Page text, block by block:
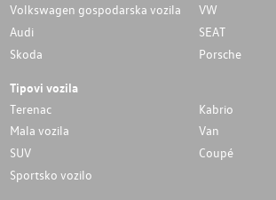
Volkswagen gospodarska vozila
VW
Audi
SEAT
Skoda
Porsche
Tipovi vozila
Terenac
Kabrio
Mala vozila
Van
SUV
Coupé
Sportsko vozilo